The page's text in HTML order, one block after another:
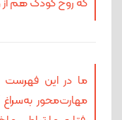
که روح کودک هم از
ما در این فهرست
مهارت‌محور